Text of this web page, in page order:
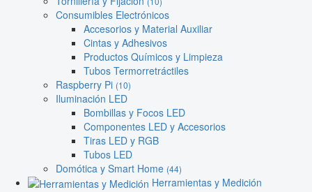
Consumibles Electrónicos
Accesorios y Material Auxiliar
Cintas y Adhesivos
Productos Químicos y Limpieza
Tubos Termorretráctiles
Raspberry Pi (10)
Iluminación LED
Bombillas y Focos LED
Componentes LED y Accesorios
Tiras LED y RGB
Tubos LED
Domótica y Smart Home (44)
Herramientas y Medición